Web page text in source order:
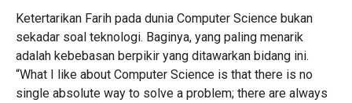
Ketertarikan Farih pada dunia Computer Science bukan
sekadar soal teknologi. Baginya, yang paling menarik
adalah kebebasan berpikir yang ditawarkan bidang ini.
“What I like about Computer Science is that there is no
single absolute way to solve a problem; there are always